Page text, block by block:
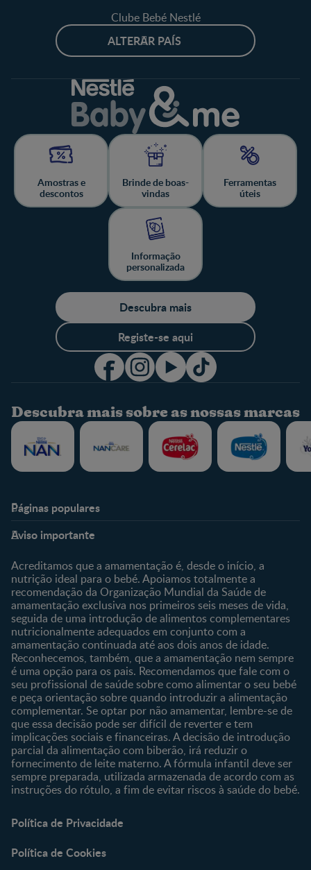
Clube Bebé Nestlé
ALTERAR PAÍS
Amostras e
descontos
Brinde de boas-
vindas
Ferramentas
úteis
Informação
personalizada
Descubra mais
Registe-se aqui
Descubra mais sobre as nossas marcas
Páginas populares
Sobre Nós
Sobre o Clube
Clube Bebé Nestlé
Entrar/Registe-se
Comprar
Os nossos produtos
As nossas marcas
Aviso importante
Acreditamos que a amamentação é, desde o início, a
nutrição ideal para o bebé. Apoiamos totalmente a
recomendação da Organização Mundial da Saúde de
amamentação exclusiva nos primeiros seis meses de vida,
seguida de uma introdução de alimentos complementares
nutricionalmente adequados em conjunto com a
amamentação continuada até aos dois anos de idade.
Reconhecemos, também, que a amamentação nem sempre
é uma opção para os pais. Recomendamos que fale com o
seu profissional de saúde sobre como alimentar o seu bebé
e peça orientação sobre quando introduzir a alimentação
complementar. Se optar por não amamentar, lembre-se de
que essa decisão pode ser difícil de reverter e tem
implicações sociais e financeiras. A decisão de introdução
parcial da alimentação com biberão, irá reduzir o
fornecimento de leite materno. A fórmula infantil deve ser
sempre preparada, utilizada armazenada de acordo com as
instruções do rótulo, a fim de evitar riscos à saúde do bebé.
Política de Privacidade
Política de Cookies